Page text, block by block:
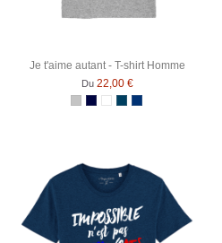
Je t'aime autant - T-shirt Homme
Du 22,00 €
Gris Chiné
Bleu Marine
BlancDenimBleu Marine Chiné